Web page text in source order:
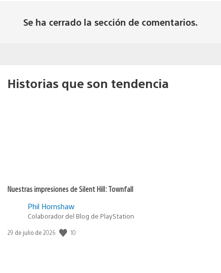
Se ha cerrado la sección de comentarios.
Historias que son tendencia
Nuestras impresiones de Silent Hill: Townfall
Phil Hornshaw
Colaborador del Blog de PlayStation
Fecha
29 de julio de 2026 10